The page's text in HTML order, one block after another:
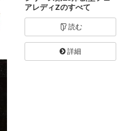
アレディZのすべて
読む
詳細